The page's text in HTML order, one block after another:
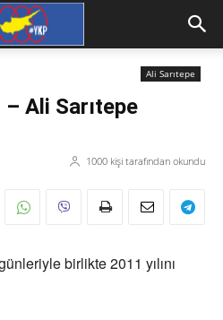
Ali Sarıtepe
Ali Sarıtepe
1000 kişi tarafından okundu
birlikte 2011 yılını